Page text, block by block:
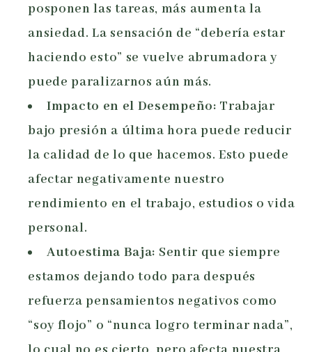
posponen las tareas, más aumenta la
ansiedad. La sensación de “debería estar
haciendo esto” se vuelve abrumadora y
puede paralizarnos aún más.
Impacto en el Desempeño: Trabajar
bajo presión a última hora puede reducir
la calidad de lo que hacemos. Esto puede
afectar negativamente nuestro
rendimiento en el trabajo, estudios o vida
personal.
Autoestima Baja: Sentir que siempre
estamos dejando todo para después
refuerza pensamientos negativos como
“soy flojo” o “nunca logro terminar nada”,